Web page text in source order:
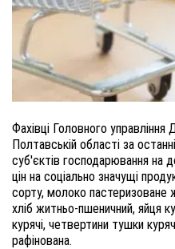
Фахівці Головного
Полтавській області за
суб'єктів господарювання на
цін на соціально значущі
сорту, молоко пастеризоване
хліб житньо-пшеничний, яйця
курячі, четвертини тушки
рафінована.